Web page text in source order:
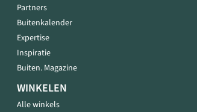
Partners
Buitenkalender
Expertise
Inspiratie
Buiten. Magazine
WINKELEN
Alle winkels